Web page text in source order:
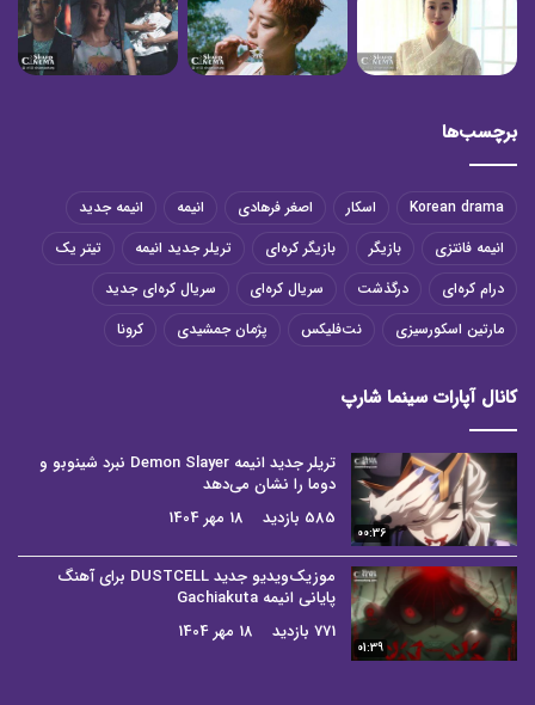
برچسب‌ها
Korean drama اسکار اصغر فرهادی انیمه
انیمه جدید
انیمه فانتزی
بازیگر بازیگر کره‌ای تریلر جدید انیمه
تیتر یک
درام کره‌ای
درگذشت سریال کره‌ای
سریال کره‌ای جدید
مارتین اسکورسیزی
نت‌فلیکس پژمان جمشیدی کرونا
کانال آپارات سینما شارپ
00:36
تریلر جدید انیمه Demon Slayer نبرد شینوبو و
دوما را نشان می‌دهد
585 بازدید
18 مهر 1404
01:39
موزیک‌ویدیو جدید DUSTCELL برای آهنگ
پایانی انیمه Gachiakuta
771 بازدید
18 مهر 1404